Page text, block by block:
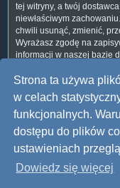
Strona ta używa
w celach
funkcjonalnych.
dostępu do plików
ustawieniach
Dowiedz się więcej
tej witryny, a twój
niewłaściwym
chwili usunąć, zmienić,
Wyrażasz zgodę na
informacji w naszej bazie
odpowiedzialności za
do kradzieży danych.